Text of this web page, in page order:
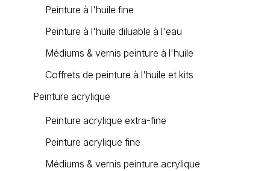
Peinture à l'huile fine
Peinture à l'huile diluable à l'eau
Médiums & vernis peinture à l'huile
Coffrets de peinture à l'huile et kits
Peinture acrylique
Peinture acrylique extra-fine
Peinture acrylique fine
Médiums & vernis peinture acrylique